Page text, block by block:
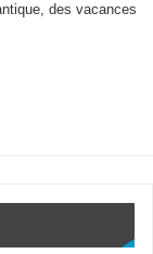
des vacances